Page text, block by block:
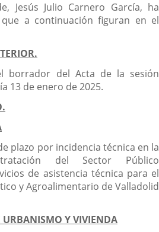
Jesús Julio Carnero García, ha
a continuación figuran en el
borrador del Acta de la sesión
13 de enero de 2025.
plazo por incidencia técnica en la
del Sector Público
de asistencia técnica para el
y Agroalimentario de Valladolid
URBANISMO Y VIVIENDA